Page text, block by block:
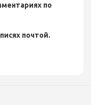
по
почтой.